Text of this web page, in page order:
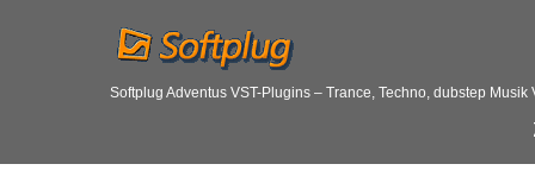
Softplug Adventus VST-Plugins – Trance, Techno, dubstep Musik